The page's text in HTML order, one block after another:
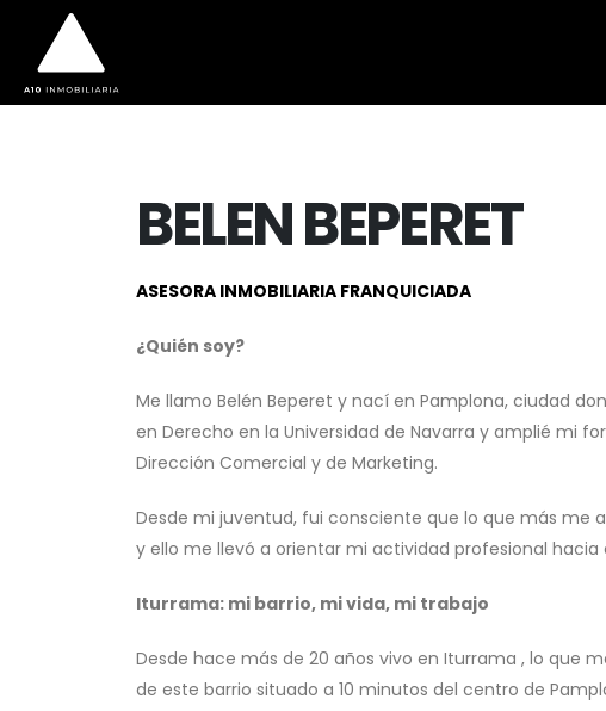
BELEN BEPERET
ASESORA INMOBILIARIA FRANQUICIADA
¿Quién soy?
Me llamo Belén Beperet y nací en Pamplona, ciudad
en Derecho en la Universidad de Navarra y amplié mi
Dirección Comercial y de Marketing.
Desde mi juventud, fui consciente que lo que más me
y ello me llevó a orientar mi actividad profesional
Iturrama: mi barrio, mi vida, mi trabajo
Desde hace más de 20 años vivo en Iturrama , lo que
de este barrio situado a 10 minutos del centro de